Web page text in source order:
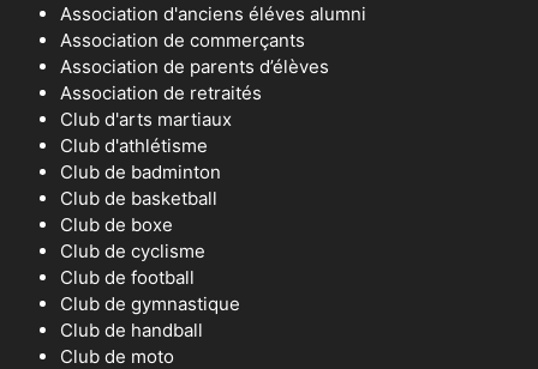
Association d'anciens éléves alumni
Association de commerçants
Association de parents d’élèves
Association de retraités
Club d'arts martiaux
Club d'athlétisme
Club de badminton
Club de basketball
Club de boxe
Club de cyclisme
Club de football
Club de gymnastique
Club de handball
Club de moto